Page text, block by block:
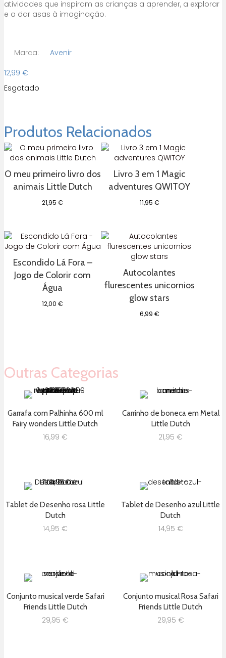
atividades que inspiram as crianças a aprender, a explorar
e a dar asas à imaginação.
Marca:
Avenir
12,99 €
Esgotado
Produtos Relacionados
O meu primeiro livro dos
animais Little Dutch
21,95€
Livro 3 em 1 Magic
adventures QWITOY
11,95 €
Escondido Lá Fora –
Jogo de Colorir com
Água
12,00€
Autocolantes
flurescentes unicornios
glow stars
6,99 €
Outras Categorias
Garrafa com Palhinha 600 ml
Fairy wonders Little Dutch
16,99 €
Carrinho de boneca em Metal
Little Dutch
21,95 €
Tablet de Desenho rosa Little
Dutch
14,95 €
Tablet de Desenho azul Little
Dutch
14,95 €
Conjunto musical verde Safari
Friends Little Dutch
29,95 €
Conjunto musical Rosa Safari
Friends Little Dutch
29,95 €